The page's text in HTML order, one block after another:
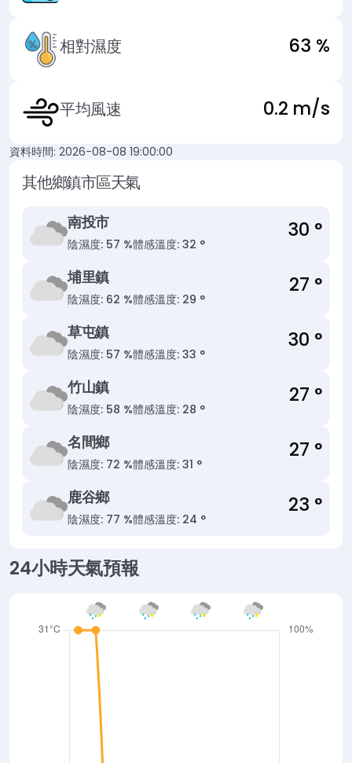
相對濕度 63 %
平均風速 0.2 m/s
資料時間: 2026-08-08 19:00:00
其他鄉鎮市區天氣
南投市
陰濕度: 57 %體感溫度: 32 °
30 °
埔里鎮
陰濕度: 62 %體感溫度: 29 °
27 °
草屯鎮
陰濕度: 57 %體感溫度: 33 °
30 °
竹山鎮
陰濕度: 58 %體感溫度: 28 °
27 °
名間鄉
陰濕度: 72 %體感溫度: 31 °
27 °
鹿谷鄉
陰濕度: 77 %體感溫度: 24 °
23 °
24小時天氣預報